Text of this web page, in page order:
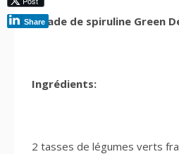
Salade de spiruline Green
Ingrédients:
2 tasses de légumes verts
Share